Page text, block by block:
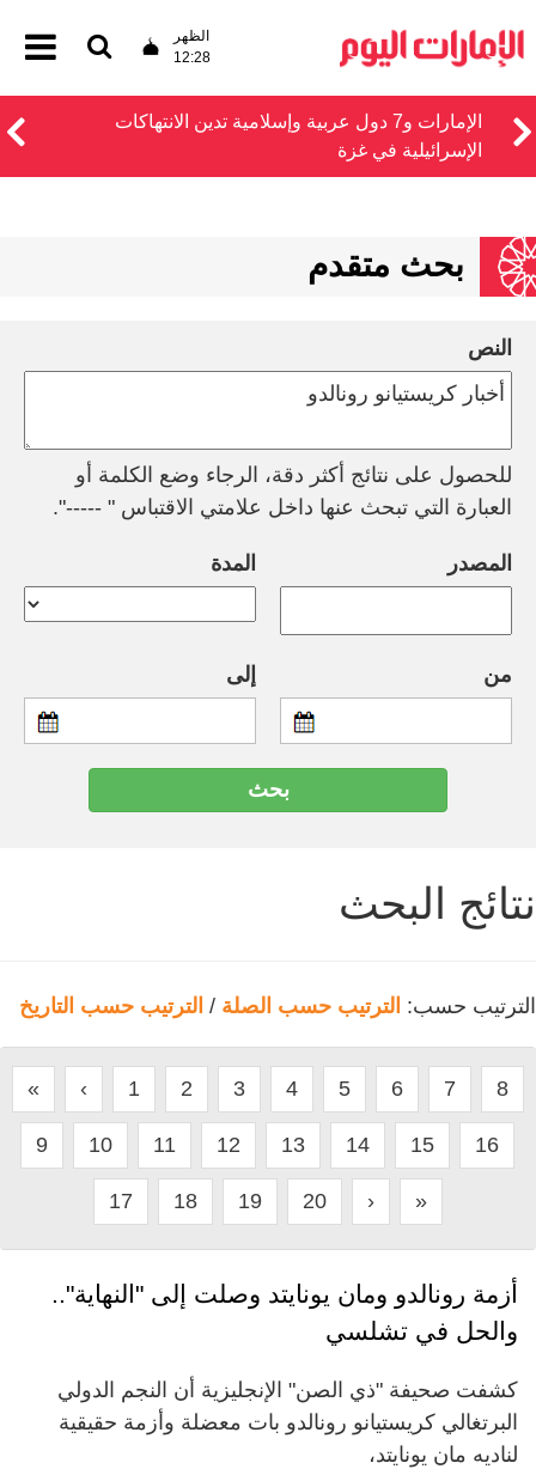
الظهر
12:28
الإمارات و7 دول عربية وإسلامية تدين الانتهاكات
الإسرائيلية في غزة
بحث متقدم
النص
للحصول على نتائج أكثر دقة، الرجاء وضع الكلمة أو
العبارة التي تبحث عنها داخل علامتي الاقتباس " -----".
المصدر المدة
من إلى
نتائج البحث
الترتيب حسب: الترتيب حسب الصلة / الترتيب حسب التاريخ
« ‹ 1 2 3 4 5 6 7 8
9 10 11 12 13 14 15 16
17 18 19 20 › »
أزمة رونالدو ومان يونايتد وصلت إلى "النهاية"..
والحل في تشلسي
كشفت صحيفة "ذي الصن" الإنجليزية أن النجم الدولي
البرتغالي كريستيانو رونالدو بات معضلة وأزمة حقيقية
لناديه مان يونايتد،